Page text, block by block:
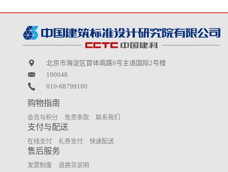
北京市海淀区首体南路9号主语国际2号楼
100048
010-68799100
购物指南
会员与积分 免责条款 联系我们
支付与配送
在线支付 礼券支付 快递配送
售后服务
发票制度 退换货说明